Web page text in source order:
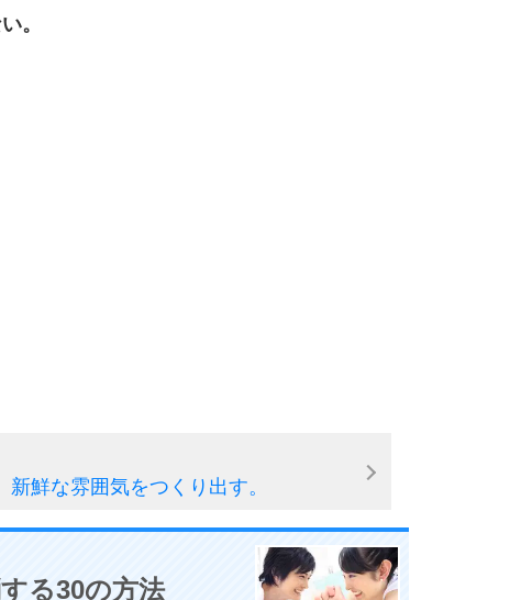
。
鮮な雰囲気をつくり出す。
る30の方法